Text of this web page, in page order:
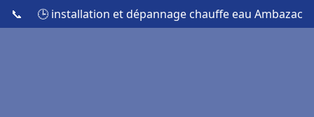
📞 🕒 installation et dépannage chauffe eau Ambazac